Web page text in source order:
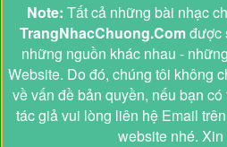
Note: Tất cả những bài nhạc
TrangNhacChuong.Comđược
những nguồn khác nhau -
Website. Do đó, chúng tôi không
về vấn đề bản quyền, nếu bạn
tác giả vui lòng liên hệ Email
website nhé. Xin